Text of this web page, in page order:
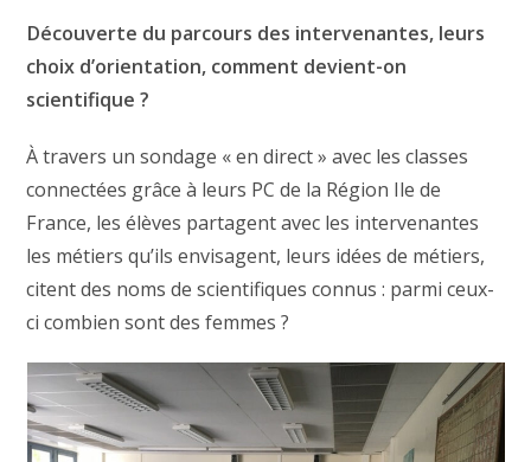
Découverte du parcours des intervenantes, leurs
choix d’orientation, comment devient-on
scientifique ?
À travers un sondage « en direct » avec les classes
connectées grâce à leurs PC de la Région Ile de
France, les élèves partagent avec les intervenantes
les métiers qu’ils envisagent, leurs idées de métiers,
citent des noms de scientifiques connus : parmi ceux-
ci combien sont des femmes ?